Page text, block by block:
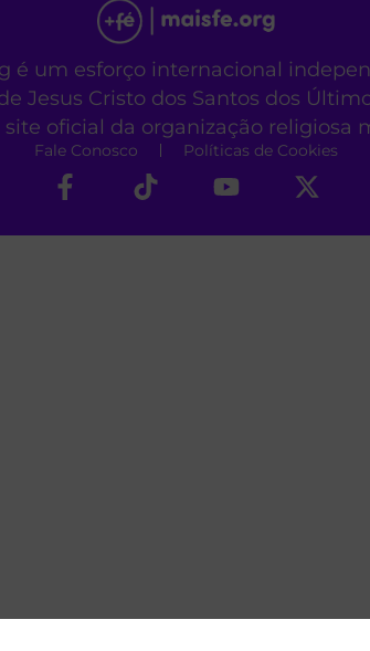
é um esforço internacional
Jesus Cristo dos Santos dos
site oficial da organização religiosa
Fale Conosco Políticas de Cookies